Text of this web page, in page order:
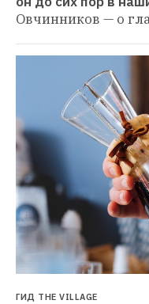
Овчинников — о
ГИД THE VILLAGE